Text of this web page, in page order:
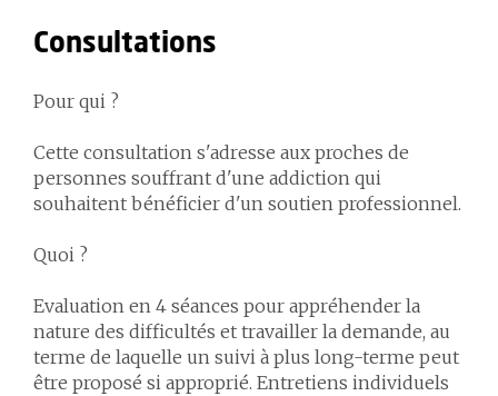
Consultations
Pour qui ?
Cette consultation s'adresse aux proches de
personnes souffrant d'une addiction qui
souhaitent bénéficier d'un soutien professionnel.
Quoi ?
Evaluation en 4 séances pour appréhender la
nature des difficultés et travailler la demande, au
terme de laquelle un suivi à plus long-terme peut
être proposé si approprié. Entretiens individuels